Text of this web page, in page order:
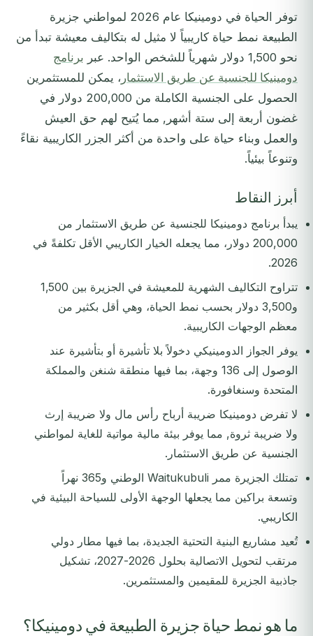
توفر الحياة في دومينيكا عام 2026 لمواطني جزيرة
الطبيعة نمط حياة كاريبياً لا مثيل له بتكاليف معيشة تبدأ من
نحو 1,500 دولار شهرياً للشخص الواحد. عبر
برنامج
دومينيكا للجنسية عن طريق الاستثمار ، يمكن للمستثمرين
الحصول على الجنسية الكاملة من 200,000 دولار في
غضون أربعة إلى ستة أشهر, مما يُتيح لهم حق العيش
والعمل وبناء حياة على واحدة من أكثر الجزر الكاريبية نقاءً
وتنوعاً بيئياً.
أبرز النقاط
يبدأ برنامج دومينيكا للجنسية عن طريق الاستثمار من
200,000 دولار، مما يجعله الخيار الكاريبي الأقل تكلفةً في
2026.
تتراوح التكاليف الشهرية للمعيشة في الجزيرة بين 1,500
و3,500 دولار بحسب نمط الحياة، وهي أقل بكثير من
معظم الوجهات الكاريبية.
يوفر الجواز الدومينيكي دخولاً بلا تأشيرة أو بتأشيرة عند
الوصول إلى 136 وجهة، بما فيها منطقة شنغن والمملكة
المتحدة وسنغافورة.
لا تفرض دومينيكا ضريبة أرباح رأس مال ولا ضريبة إرث
ولا ضريبة ثروة, مما يوفر بيئة مالية مواتية للغاية لمواطني
الجنسية عن طريق الاستثمار.
تمتلك الجزيرة ممر Waitukubuli الوطني و365 نهراً
وتسعة براكين مما يجعلها الوجهة الأولى للسياحة البيئية في
الكاريبي.
تُعيد مشاريع البنية التحتية الجديدة، بما فيها مطار دولي
مرتقب لتحويل الاتصالية بحلول 2026-2027، تشكيل
جاذبية الجزيرة للمقيمين والمستثمرين.
ما هو نمط حياة جزيرة الطبيعة في دومينيكا؟